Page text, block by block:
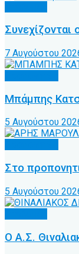
Συνεχίζονται
7 Αυγούστου
Μπάμπης
5 Αυγούστου
Στο
5 Αυγούστου
Ο Α.Σ.